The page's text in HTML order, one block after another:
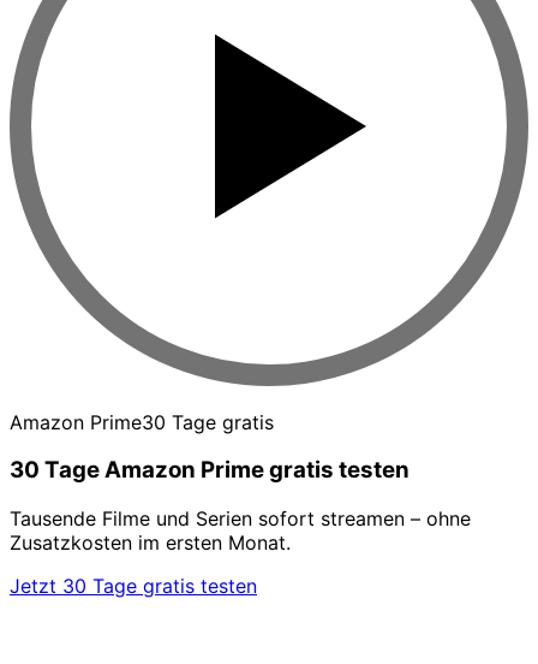
Amazon Prime30 Tage gratis
30 Tage Amazon Prime gratis testen
Tausende Filme und Serien sofort streamen – ohne
Zusatzkosten im ersten Monat.
Jetzt 30 Tage gratis testen